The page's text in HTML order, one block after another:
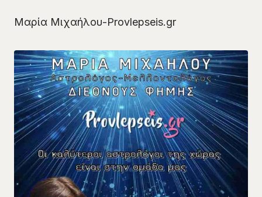
Μαρία Μιχαήλου-Provlepseis.gr